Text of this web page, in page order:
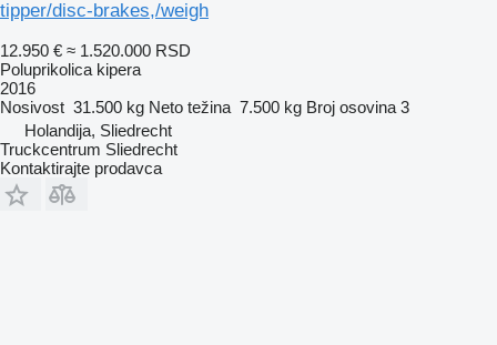
tipper/disc-brakes,/weigh
12.950 € ≈ 1.520.000 RSD
Poluprikolica kipera
2016
Nosivost 31.500 kg Neto težina 7.500 kg Broj osovina 3
Holandija, Sliedrecht
Truckcentrum Sliedrecht
Kontaktirajte prodavca